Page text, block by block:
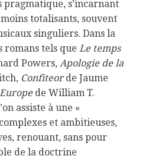
s’incarnant
totalisants, souvent
singuliers. Dans la
romans tels que Le temps
Powers, Apologie de la
Confiteorde Jaume
de William T.
assiste à une «
et ambitieuses,
renouant, sans pour
de la doctrine